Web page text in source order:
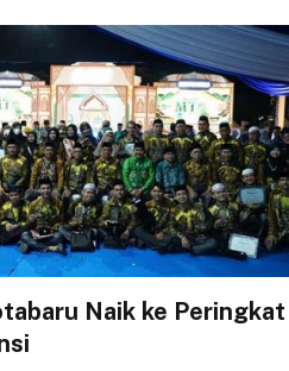
Naik ke